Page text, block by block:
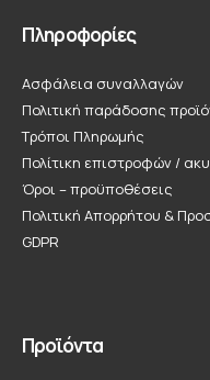
Πληροφορίες
Ασφάλεια συναλλαγών
Πολιτική παράδοσης
Τρόποι Πληρωμής
Πολίτικη επιστροφών /
Όροι – προϋποθέσεις
Πολιτική Απορρήτου &
GDPR
Προϊόντα